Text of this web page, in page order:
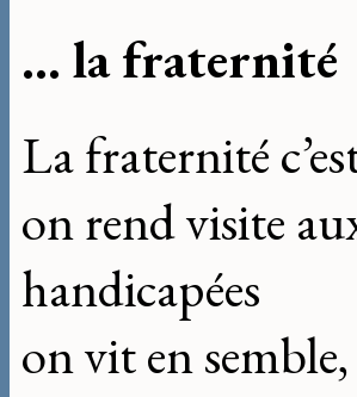
... la fraternité
La fraternité
on rend visite
handicapées
on vit en